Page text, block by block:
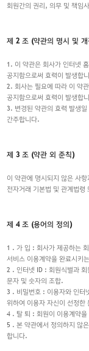
회원간의 권리, 의무 및 책임
제 2 조 (약관의 명시 및
1. 이 약관은 회사가 인터넷
공지함으로써 효력이 발생합
2. 회사는 필요에 따라 이 약
공지함으로써 효력이 발생합
3. 변경된 약관의 효력 발생
간주합니다.
제 3 조 (약관 외 준칙)
이 약관에 명시되지 않은 사
전자거래 기본법 및 관계법령
제 4 조 (용어의 정의)
1 . 가 입 : 회사가 제공하는
서비스 이용계약을 완료시키
2 . 인터넷 ID : 회원식별과
문자 및 숫자의 조합.
3 . 비밀번호 : 이용자와 인터
위하여 이용자 자신이 선정한
4 . 탈 퇴 : 회원이 이용계약을
5 . 본 약관에서 정의하지 않
합니다.